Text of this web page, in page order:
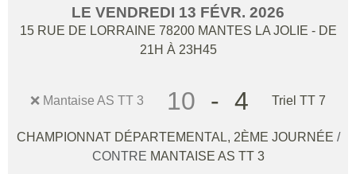
LE VENDREDI 13 FÉVR. 2026
15 RUE DE LORRAINE 78200 MANTES LA JOLIE - DE
21H À 23H45
❌ Mantaise AS TT 3 10 - 4 Triel TT 7
CHAMPIONNAT DÉPARTEMENTAL, 2ÈME JOURNÉE /
CONTRE MANTAISE AS TT 3